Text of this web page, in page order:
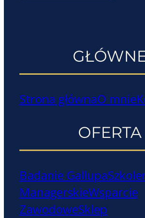
Strona głównaO mnie
OFERTA
Badanie Gallupa
ManagerskieWsparcie
ZawodoweSklep